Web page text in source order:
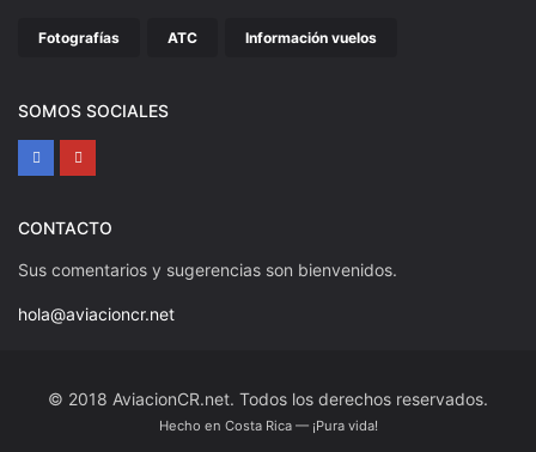
Fotografías ATC Información vuelos
SOMOS SOCIALES
CONTACTO
Sus comentarios y sugerencias son bienvenidos.
hola@aviacioncr.net
© 2018 AviacionCR.net. Todos los derechos reservados.
Hecho en Costa Rica — ¡Pura vida!